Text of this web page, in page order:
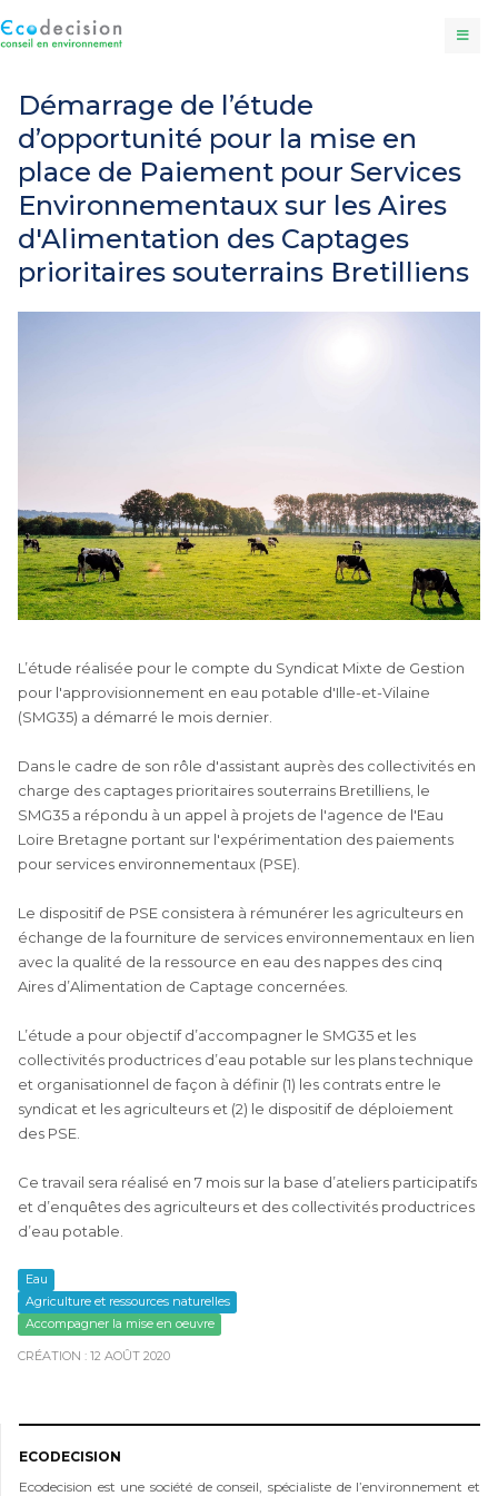
Démarrage de l’étude
d’opportunité pour la mise en
place de Paiement pour Services
Environnementaux sur les Aires
d'Alimentation des Captages
prioritaires souterrains Bretilliens
L’étude réalisée pour le compte du Syndicat Mixte de Gestion
pour l'approvisionnement en eau potable d'Ille-et-Vilaine
(SMG35) a démarré le mois dernier.
Dans le cadre de son rôle d'assistant auprès des collectivités en
charge des captages prioritaires souterrains Bretilliens, le
SMG35 a répondu à un appel à projets de l'agence de l'Eau
Loire Bretagne portant sur l'expérimentation des paiements
pour services environnementaux (PSE).
Le dispositif de PSE consistera à rémunérer les agriculteurs en
échange de la fourniture de services environnementaux en lien
avec la qualité de la ressource en eau des nappes des cinq
Aires d’Alimentation de Captage concernées.
L’étude a pour objectif d’accompagner le SMG35 et les
collectivités productrices d’eau potable sur les plans technique
et organisationnel de façon à définir (1) les contrats entre le
syndicat et les agriculteurs et (2) le dispositif de déploiement
des PSE.
Ce travail sera réalisé en 7 mois sur la base d’ateliers participatifs
et d’enquêtes des agriculteurs et des collectivités productrices
d’eau potable.
Eau
Agriculture et ressources naturelles
Accompagner la mise en oeuvre
CRÉATION : 12 AOÛT 2020
ECODECISION
Ecodecision est une société de conseil, spécialiste de l’environnement et